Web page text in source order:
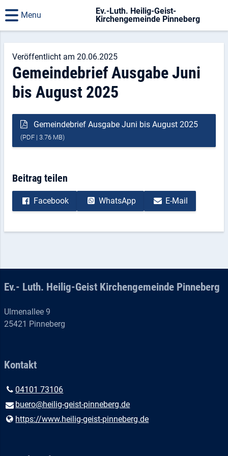
Ev.-Luth. Heilig-Geist-
Kirchengemeinde Pinneberg
Menu
Veröffentlicht am 20.06.2025
Gemeindebrief Ausgabe Juni
bis August 2025
Gemeindebrief Ausgabe Juni bis August 2025
(PDF | 3.76 MB)
Beitrag teilen
Facebook WhatsApp E-Mail
Ev.- Luth. Heilig-Geist Kirchengemeinde Pinneberg
Ulmenallee 9
25421 Pinneberg
Kontakt
04101 73106
buero@​heilig-geist-pinneberg.​de
https://www.​heilig-geist-pinneberg.​de